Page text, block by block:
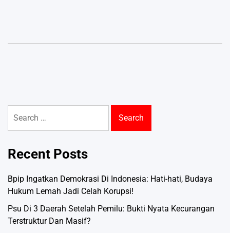
for:
Recent Posts
Bpip Ingatkan Demokrasi Di Indonesia: Hati-hati, Budaya
Hukum Lemah Jadi Celah Korupsi!
Psu Di 3 Daerah Setelah Pemilu: Bukti Nyata Kecurangan
Terstruktur Dan Masif?